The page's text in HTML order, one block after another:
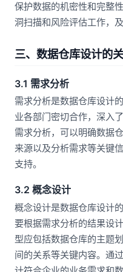
保护数据的机密性和完整
洞扫描和风险评估工作，
三、数据仓库设计的
3.1 需求分析
需求分析是数据仓库设计
业各部门密切合作，深入
需求分析，可以明确数据
来源以及分析需求等关键
支持。
3.2 概念设计
概念设计是数据仓库设计
要根据需求分析的结果设
型应包括数据仓库的主题
间的关系等关键内容。通